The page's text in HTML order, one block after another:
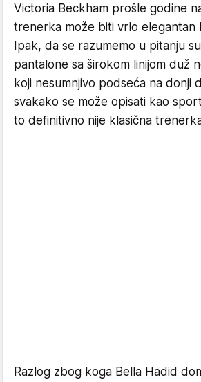
Victoria Beckham prošle godine
trenerka može biti vrlo elegantan
Ipak, da se razumemo u pitanju
pantalone sa širokom linijom duž
koji nesumnjivo podseća na donji
svakako se može opisati kao
to definitivno nije klasična
Razlog zbog koga Bella Hadid